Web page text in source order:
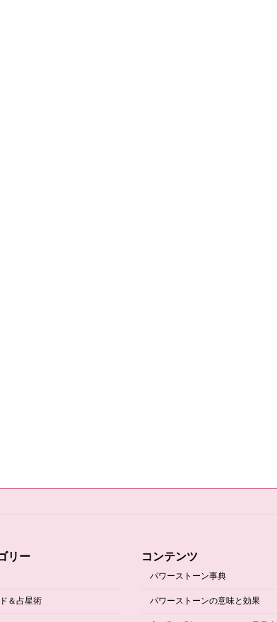
リー
＆占星術
コンテンツ
パワーストーン事典
パワーストーンの意味と効果